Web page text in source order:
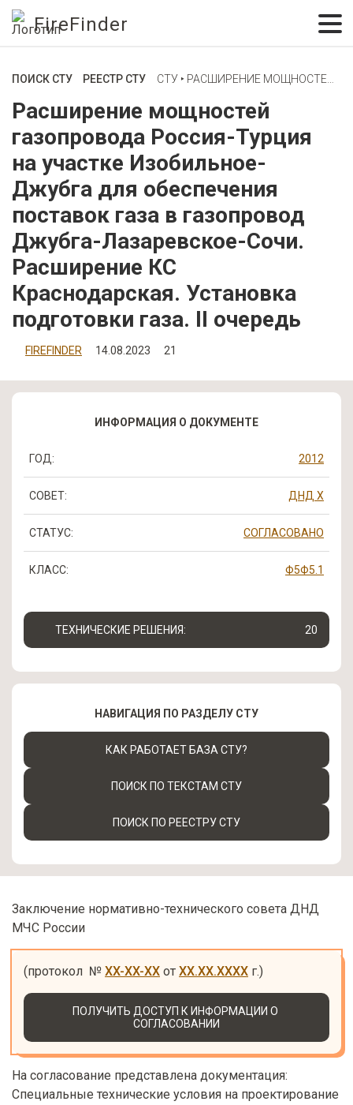
FireFinder
ПОИСК СТУ РЕЕСТР СТУ СТУ ‣ РАСШИРЕНИЕ МОЩНОСТЕЙ ГАЗОПРОВОДА РОССИЯ-ТУРЦИЯ НА УЧАСТКЕ ИЗОБИЛЬНОЕ-ДЖУБГА ДЛЯ ОБЕСПЕЧЕНИЯ ПОСТАВОК ГАЗА В ГАЗОПРОВОД ДЖУБГА-ЛАЗАРЕВСКОЕ-СОЧИ. РАСШИРЕНИЕ КС КРАСНОДАРСКАЯ. УСТАНОВКА ПОДГОТОВКИ ГАЗА. II ОЧЕРЕДЬ
Расширение мощностей
газопровода Россия-Турция
на участке Изобильное-
Джубга для обеспечения
поставок газа в газопровод
Джубга-Лазаревское-Сочи.
Расширение КС
Краснодарская. Установка
подготовки газа. II очередь
FIREFINDER 14.08.2023 21
Заключение нормативно-технического совета ДНД
МЧС России
(протокол  № XX-XX-XX от XX.XX.XXXX г.)
ПОЛУЧИТЬ ДОСТУП К ИНФОРМАЦИИ О
СОГЛАСОВАНИИ
На согласование представлена документация:
Специальные технические условия на проектирование
ИНФОРМАЦИЯ О ДОКУМЕНТЕ
ГОД: 2012
СОВЕТ: ДНД Х
СТАТУС: СОГЛАСОВАНО
КЛАСС: Ф5Ф5.1
ТЕХНИЧЕСКИЕ РЕШЕНИЯ: 20
НАВИГАЦИЯ ПО РАЗДЕЛУ СТУ
КАК РАБОТАЕТ БАЗА СТУ?
ПОИСК ПО ТЕКСТАМ СТУ
ПОИСК ПО РЕЕСТРУ СТУ